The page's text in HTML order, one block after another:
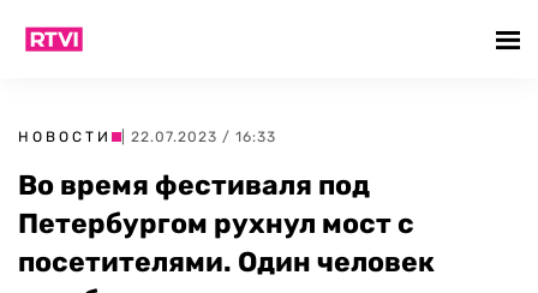
НОВОСТИ | 22.07.2023 / 16:33
Во время фестиваля под
Петербургом рухнул мост с
посетителями. Один человек